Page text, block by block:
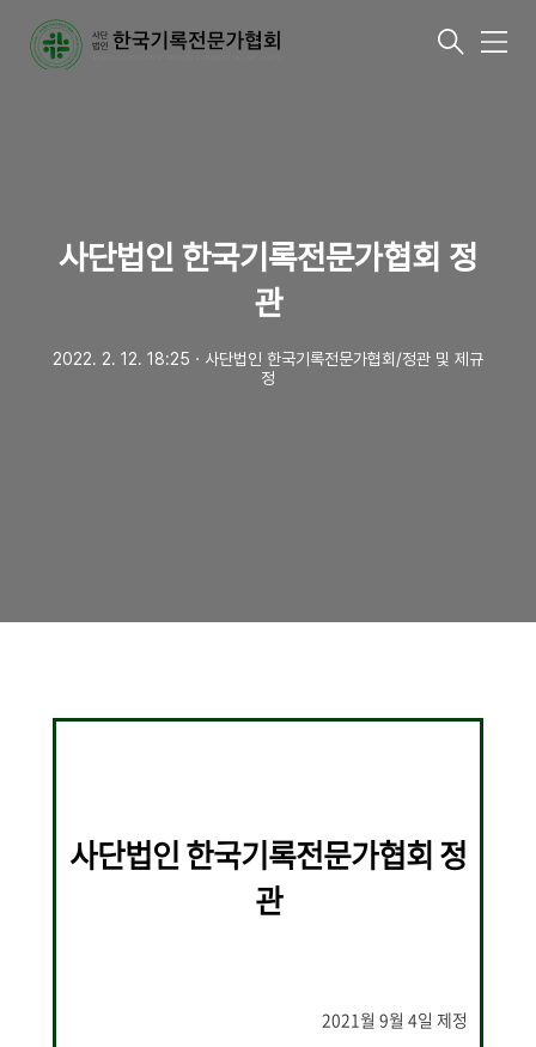
메
사단법인 한국기록전문가협회 정
관
2022. 2. 12. 18:25 ㆍ 사단법인 한국기록전문가협회/정관 및 제규
정
사단법인 한국기록전문가협회 정
관
2021월 9월 4일 제정